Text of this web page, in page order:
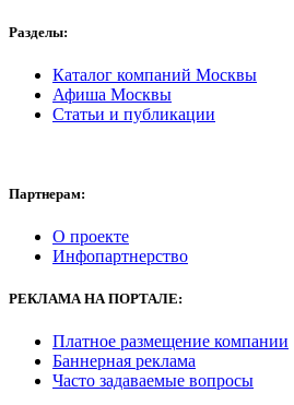
Разделы:
Каталог компаний Москвы
Афиша Москвы
Статьи и публикации
Партнерам:
О проекте
Инфопартнерство
РЕКЛАМАНА ПОРТАЛЕ:
Платное размещение компании
Баннерная реклама
Часто задаваемые вопросы